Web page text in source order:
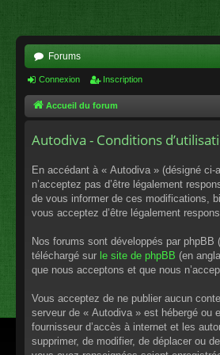
Forums
Connexion Inscription
Accueil du forum
Autodiva - Conditions
En accédant à « Autodiva » (désigné
n’acceptez pas d’être légalement
de vous informer de ces modifications,
vous acceptez d’être légalement
Nos forums sont développés par
téléchargé sur le site de phpBB (en
que nous acceptons et que nous
Vous acceptez de ne publier aucun
serveur de « Autodiva » est hébergé ou
fournisseur d’accès à internet et les
supprimer, de modifier, de déplacer ou